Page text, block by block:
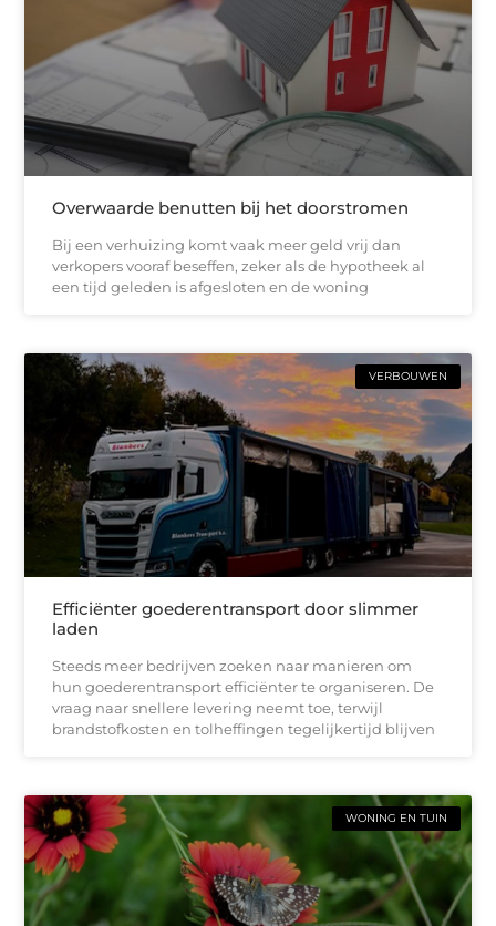
Overwaarde benutten bij het doorstromen
Bij een verhuizing komt vaak meer geld vrij dan
verkopers vooraf beseffen, zeker als de hypotheek al
een tijd geleden is afgesloten en de woning
VERBOUWEN
Efficiënter goederentransport door slimmer
laden
Steeds meer bedrijven zoeken naar manieren om
hun goederentransport efficiënter te organiseren. De
vraag naar snellere levering neemt toe, terwijl
brandstofkosten en tolheffingen tegelijkertijd blijven
WONING EN TUIN